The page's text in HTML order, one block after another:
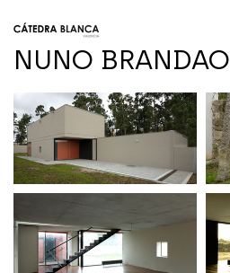
to
content
Cátedra
Blanca
NUNO BRANDAO